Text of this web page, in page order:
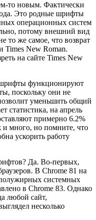
то новым. Фактически
Это родные шрифты
операционных систем
потому внешний вид
то же самое, что возврат
Times New Roman.
на сайте Times New
функционируют
поскольку они не
уменьшить общий
статистика, на апрель
примерно 6.2%
и много, но помните, что
ускорить работу
Да. Во-первых,
В Chrome 81 на
системных
в Chrome 83. Однако
любой сайт,
несколько